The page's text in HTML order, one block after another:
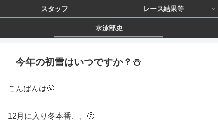
スタッフ レース結果等
水泳部史
今年の初雪はいつですか？⛄️
こんばんは🌝
12月に入り冬本番、、🤧